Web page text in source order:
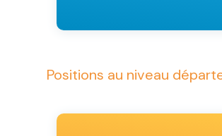
Positions au niveau